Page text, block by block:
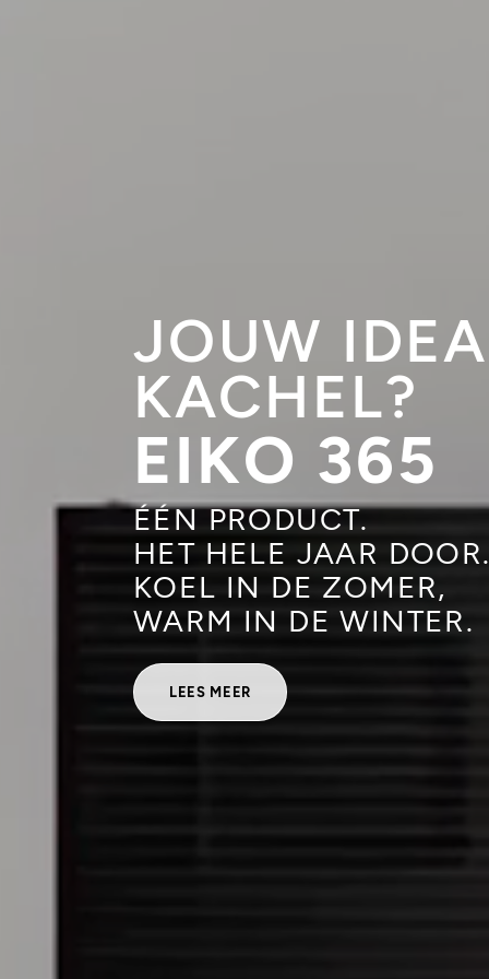
JOUW
KACHEL?
EIKO 365
ÉÉN PRODUCT.
HET HELE JAAR
KOEL IN DE ZOMER,
WARM IN DE WINTER.
LEES MEER